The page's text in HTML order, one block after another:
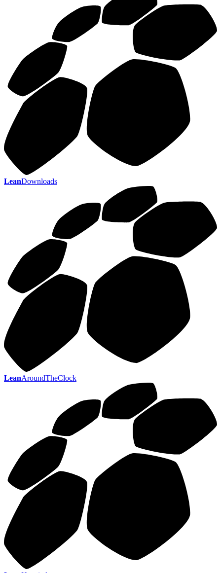
LeanDownloads
LeanAroundTheClock